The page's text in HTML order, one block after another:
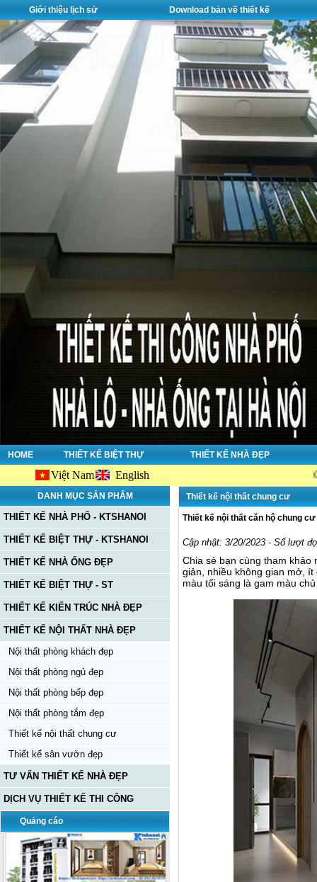
Giới thiệu lịch sử Download bản vẽ thiết kế
HOME THIẾT KẾ BIỆT THỰ THIẾT KẾ NHÀ ĐẸP
Việt Nam English Chào
DANH MỤC SẢN PHẨM
THIẾT KẾ NHÀ PHỐ - KTSHANOI
THIẾT KẾ BIỆT THỰ - KTSHANOI
THIẾT KẾ NHÀ ỐNG ĐẸP
THIẾT KẾ BIỆT THỰ - ST
THIẾT KẾ KIẾN TRÚC NHÀ ĐẸP
THIẾT KẾ NỘI THẤT NHÀ ĐẸP
Nội thất phòng khách đẹp
Nội thất phòng ngủ đẹp
Nội thất phòng bếp đẹp
Nội thất phòng tắm đẹp
Thiết kế nội thất chung cư
Thiết kế sân vườn đẹp
TƯ VẤN THIẾT KẾ NHÀ ĐẸP
DỊCH VỤ THIẾT KẾ THI CÔNG
Quảng cáo
Thiết kế nội thất chung cư
Thiết kế nội thất căn hộ chung
Cập nhật: 3/20/2023 - Số lượt
Chia sẻ bạn cùng tham
giản, nhiều không gian mở,
màu tối sáng là gam màu